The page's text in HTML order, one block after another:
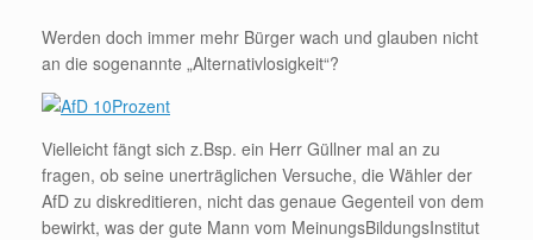
Werden doch immer mehr Bürger wach und glauben nicht
an die sogenannte „Alternativlosigkeit“?
Vielleicht fängt sich z.Bsp. ein Herr Güllner mal an zu
fragen, ob seine unerträglichen Versuche, die Wähler der
AfD zu diskreditieren, nicht das genaue Gegenteil von dem
bewirkt, was der gute Mann vom MeinungsBildungsInstitut